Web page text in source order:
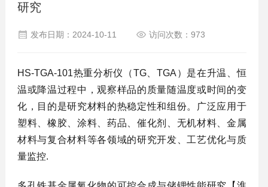
研究
发布日期：2024-10-11 访问次数：973
HS-TGA-101热重分析仪（TG、TGA）是在升温、恒
温或降温过程中，观察样品的质量随温度或时间的变
化，目的是研究材料的热稳定性和组份。广泛应用于
塑料、橡胶、涂料、药品、催化剂、无机材料、金属
材料与复合材料等各领域的研究开发、工艺优化与质
量监控.